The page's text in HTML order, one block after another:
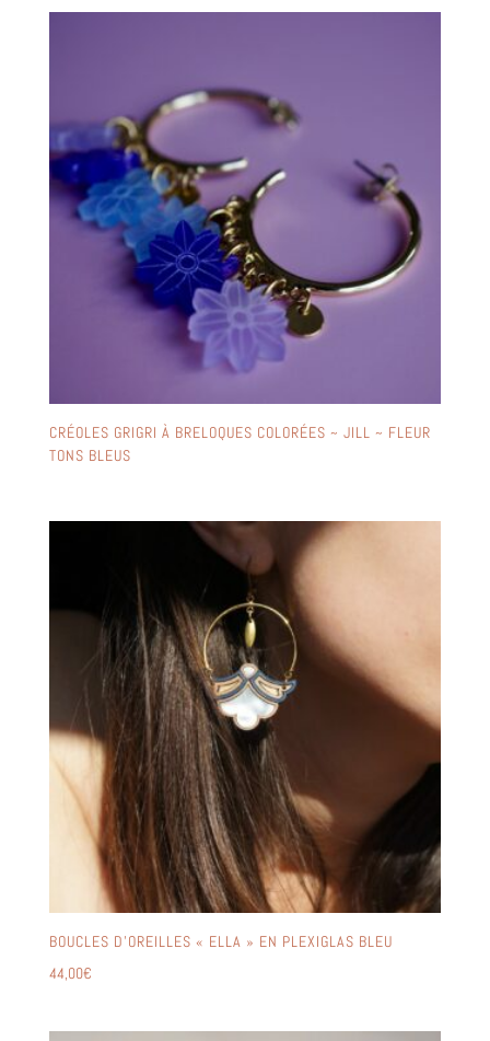
CRÉOLES GRIGRI À BRELOQUES COLORÉES ~ JILL ~ FLEUR
TONS BLEUS
BOUCLES D’OREILLES « ELLA » EN PLEXIGLAS BLEU
44,00€